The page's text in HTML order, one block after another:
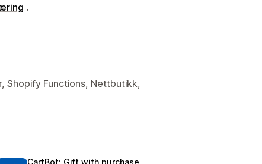
.
Shopify Functions, Nettbutikk,
CartBot: Gift with purchase